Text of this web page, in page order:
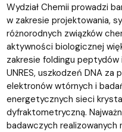
Wydział Chemii prowadzi
w zakresie projektowania,
różnorodnych związków
aktywności biologicznej
zakresie foldingu peptydów
UNRES, uszkodzeń DNA
elektronów wtórnych i
energetycznych sieci
dyfraktometryczną.
badawczych realizowanych